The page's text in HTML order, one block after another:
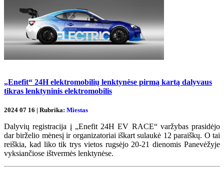
„Enefit“ 24H elektromobilių lenktynėse pirmą kartą dalyvaus
tikras lenktyninis elektromobilis
2024 07 16 | Rubrika: Miestas
Dalyvių registracija į „Enefit 24H EV RACE“ varžybas prasidėjo
dar birželio mėnesį ir organizatoriai iškart sulaukė 12 paraiškų. O tai
reiškia, kad liko tik trys vietos rugsėjo 20-21 dienomis Panevėžyje
vyksiančiose ištvermės lenktynėse.